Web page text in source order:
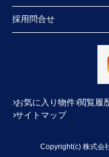
採用問合せ
お気に入り物件 閲覧履
サイトマップ
Copyright(c) 株式会